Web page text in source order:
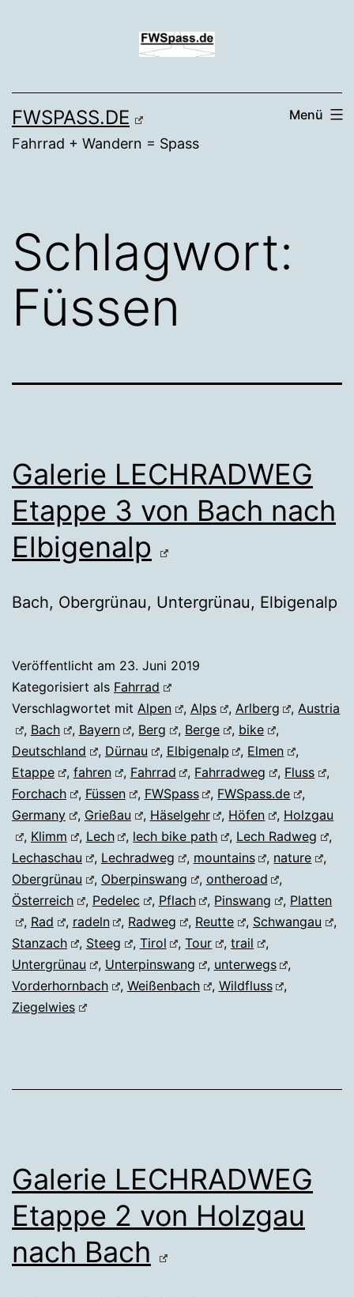
FWSPASS.DE
Fahrrad + Wandern = Spass
Menü
Schlagwort:
Füssen
Galerie LECHRADWEG
Etappe 3 von Bach nach
Elbigenalp
Bach, Obergrünau, Untergrünau, Elbigenalp
Veröffentlicht am 23. Juni 2019
Kategorisiert als Fahrrad
Verschlagwortet mit Alpen , Alps , Arlberg ,Austria
, Bach , Bayern , Berg , Berge , bike
,
Deutschland
, Dürnau , Elbigenalp , Elmen
,
Etappe
, fahren , Fahrrad , Fahrradweg , Fluss
,
Forchach
, Füssen , FWSpass , FWSpass.de
,
Germany
, Grießau , Häselgehr , Höfen , Holzgau
, Klimm , Lech , lech bike path , Lech Radweg
,
Lechaschau
, Lechradweg , mountains , nature
,
Obergrünau
, Oberpinswang , ontheroad
,
Österreich
, Pedelec , Pflach , Pinswang , Platten
, Rad , radeln , Radweg , Reutte , Schwangau
,
Stanzach
, Steeg , Tirol ,Tour ,trail
,
Untergrünau
, Unterpinswang , unterwegs
,
Vorderhornbach
, Weißenbach , Wildfluss
,
Ziegelwies
Galerie LECHRADWEG
Etappe 2 von Holzgau
nach Bach